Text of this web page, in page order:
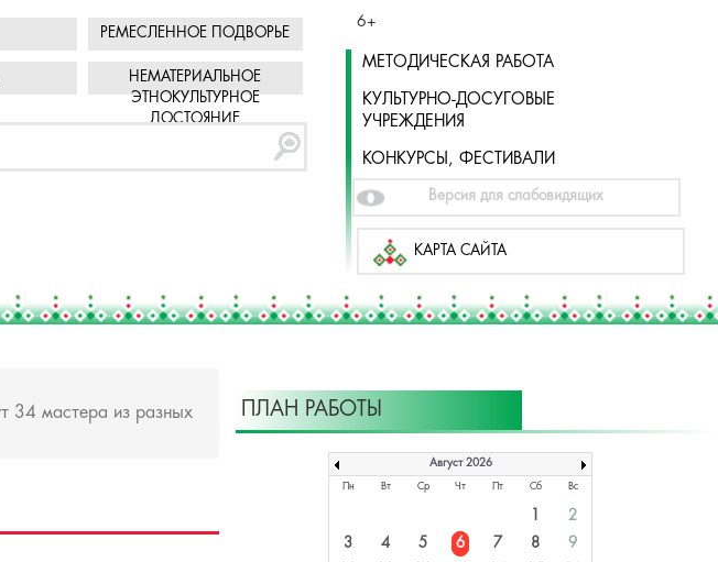
РЕМЕСЛЕННОЕ ПОДВОРЬЕ
НЕМАТЕРИАЛЬНОЕ
ЭТНОКУЛЬТУРНОЕ
ДОСТОЯНИЕ
6+
МЕТОДИЧЕСКАЯ РАБОТА
КУЛЬТУРНО-ДОСУГОВЫЕ
УЧРЕЖДЕНИЯ
КОНКУРСЫ, ФЕСТИВАЛИ
Версия для слабовидящих
КАРТА САЙТА
34 мастера из разных
ПЛАН РАБОТЫ
Август 2026
Пн Вт Ср Чт Пт Сб Вс
1
2
3
4 5 6 7 8
9